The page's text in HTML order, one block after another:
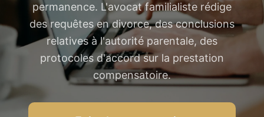
permanence. L'avocat familialiste rédige
des requêtes en divorce, des conclusions
relatives à l'autorité parentale, des
protocoles d'accord sur la prestation
compensatoire.